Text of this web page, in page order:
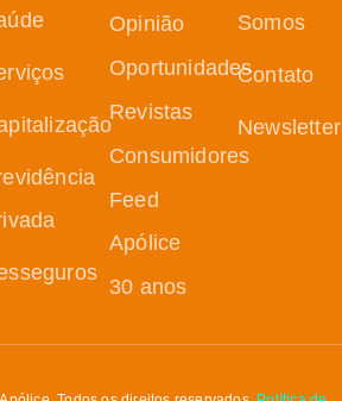
Opinião
Oportunidades
Revistas
Consumidores
Feed
Apólice
30 anos
Somos
Contato
Newsletter